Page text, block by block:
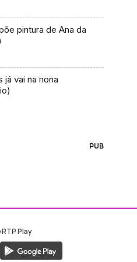
pintura de Ana da
já vai na nona
PUB
RTP Play